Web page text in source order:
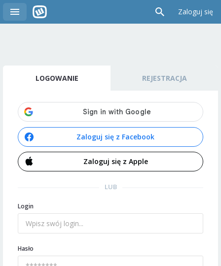
Zaloguj się
LOGOWANIE REJESTRACJA
Zaloguj się z Facebook
Zaloguj się z Apple
LUB
Login
Hasło